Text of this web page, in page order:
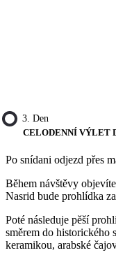
3. Den
CELODENNÍ VÝLET
Po snídani odjezd přes
Během návštěvy
Nasrid bude prohlídka
Poté následuje pěší
směrem do historického
keramikou, arabské